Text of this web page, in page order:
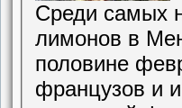
Среди самых
лимонов в
половине
французов и